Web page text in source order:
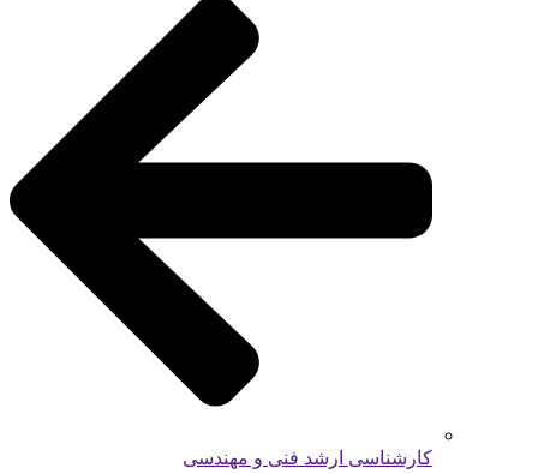
کارشناسی ارشد فنی و مهندسی